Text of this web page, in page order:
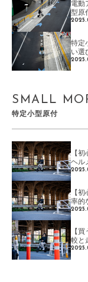
電動
型原
特定
い選
SMALL
特定小型原付
【
ヘル
【
率的
【
較と